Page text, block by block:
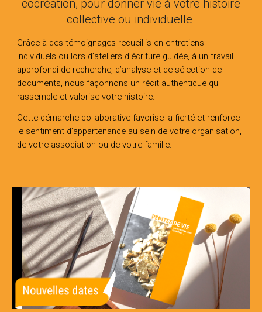
cocréation, pour donner vie à votre histoire
collective ou individuelle
Grâce à des témoignages recueillis en entretiens
individuels ou lors d’ateliers d’écriture guidée, à un travail
approfondi de recherche, d’analyse et de sélection de
documents, nous façonnons un récit authentique qui
rassemble et valorise votre histoire.
Cette démarche collaborative favorise la fierté et renforce
le sentiment d’appartenance au sein de votre organisation,
de votre association ou de votre famille.